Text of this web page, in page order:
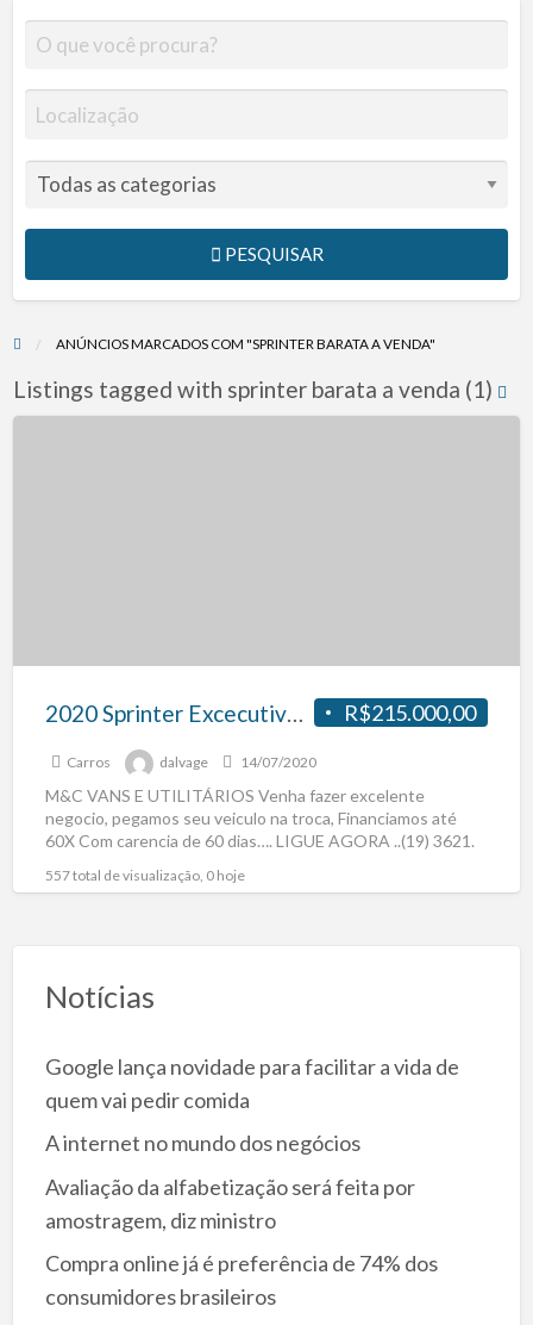
PESQUISAR
ANÚNCIOS MARCADOS COM "SPRINTER BARATA A VENDA"
Listings tagged with sprinter barata a venda (1)
R$215.000,00
2020 Sprinter Excecutiva Marticar 19 lugares (0km)
Carros dalvage 14/07/2020
M&C VANS E UTILITÁRIOS Venha fazer excelente
negocio, pegamos seu veiculo na troca, Financiamos até
60X Com carencia de 60 dias…. LIGUE AGORA ..(19) 3621.
557 total de visualização, 0 hoje
Notícias
Google lança novidade para facilitar a vida de
quem vai pedir comida
A internet no mundo dos negócios
Avaliação da alfabetização será feita por
amostragem, diz ministro
Compra online já é preferência de 74% dos
consumidores brasileiros